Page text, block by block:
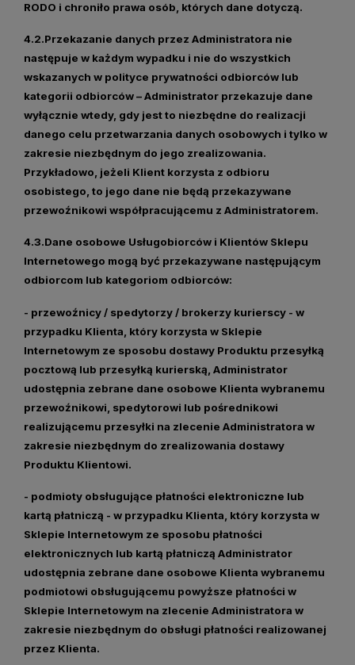
RODO i chroniło prawa osób, których dane dotyczą.
4.2.Przekazanie danych przez Administratora nie
następuje w każdym wypadku i nie do wszystkich
wskazanych w polityce prywatności odbiorców lub
kategorii odbiorców – Administrator przekazuje dane
wyłącznie wtedy, gdy jest to niezbędne do realizacji
danego celu przetwarzania danych osobowych i tylko w
zakresie niezbędnym do jego zrealizowania.
Przykładowo, jeżeli Klient korzysta z odbioru
osobistego, to jego dane nie będą przekazywane
przewoźnikowi współpracującemu z Administratorem.
4.3.Dane osobowe Usługobiorców i Klientów Sklepu
Internetowego mogą być przekazywane następującym
odbiorcom lub kategoriom odbiorców:
- przewoźnicy / spedytorzy / brokerzy kurierscy - w
przypadku Klienta, który korzysta w Sklepie
Internetowym ze sposobu dostawy Produktu przesyłką
pocztową lub przesyłką kurierską, Administrator
udostępnia zebrane dane osobowe Klienta wybranemu
przewoźnikowi, spedytorowi lub pośrednikowi
realizującemu przesyłki na zlecenie Administratora w
zakresie niezbędnym do zrealizowania dostawy
Produktu Klientowi.
- podmioty obsługujące płatności elektroniczne lub
kartą płatniczą - w przypadku Klienta, który korzysta w
Sklepie Internetowym ze sposobu płatności
elektronicznych lub kartą płatniczą Administrator
udostępnia zebrane dane osobowe Klienta wybranemu
podmiotowi obsługującemu powyższe płatności w
Sklepie Internetowym na zlecenie Administratora w
zakresie niezbędnym do obsługi płatności realizowanej
przez Klienta.